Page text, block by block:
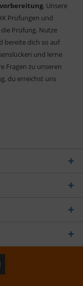
. Unsere
Prüfungen und
Prüfung. Nutze
bereite dich so auf
und lerne
Fragen zu unseren
du erreichst uns